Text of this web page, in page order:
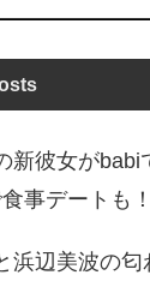
新彼女がbabi
事デートも！
浜辺美波の匂